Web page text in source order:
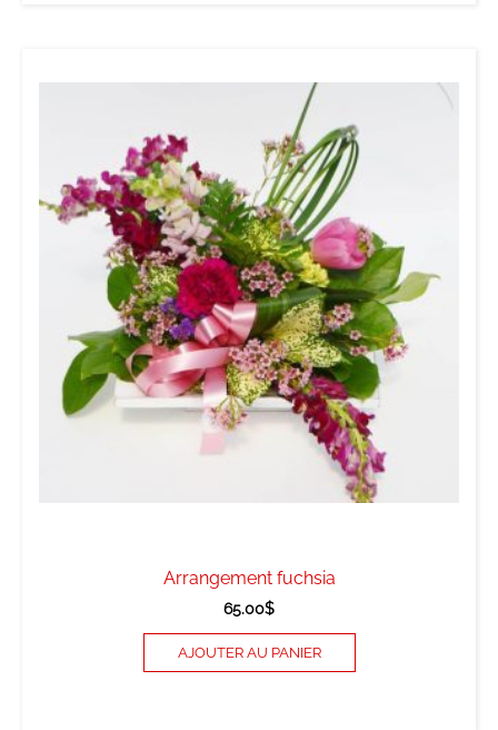
Arrangement fuchsia
65.00$
AJOUTER AU PANIER